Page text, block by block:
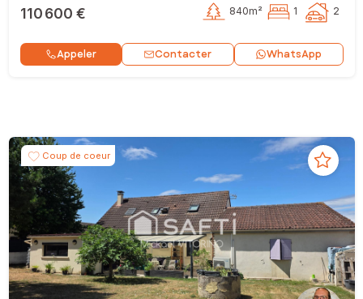
110 600 € 840m² 1 2
Appeler Contacter WhatsApp
Coup de coeur